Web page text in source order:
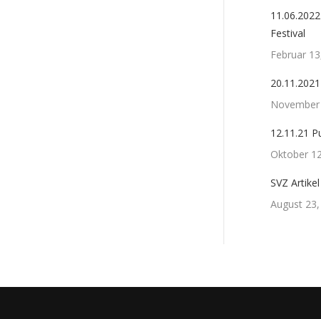
Festival
Februar
12.11.21
Oktober
SVZ
August 23,